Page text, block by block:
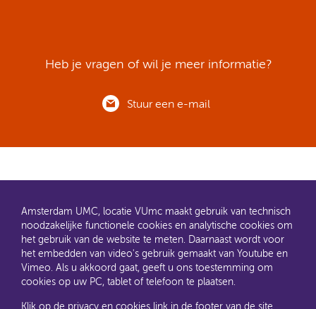
Heb je vragen of wil je meer informatie?
Stuur een e-mail
AMC en VUmc zijn al een tijdje samen Amsterdam UMC.
Dit gaat u ook merken aan de websites: steeds meer
informatie verhuist naar amsterdamumc.nl en
amsterdamumc.org
Amsterdam UMC, locatie VUmc maakt gebruik van technisch
noodzakelijke functionele cookies en analytische cookies om
het gebruik van de website te meten. Daarnaast wordt voor
het embedden van video's gebruik gemaakt van Youtube en
Vimeo. Als u akkoord gaat, geeft u ons toestemming om
cookies op uw PC, tablet of telefoon te plaatsen.
Klik op de privacy en cookies link in de footer van de site